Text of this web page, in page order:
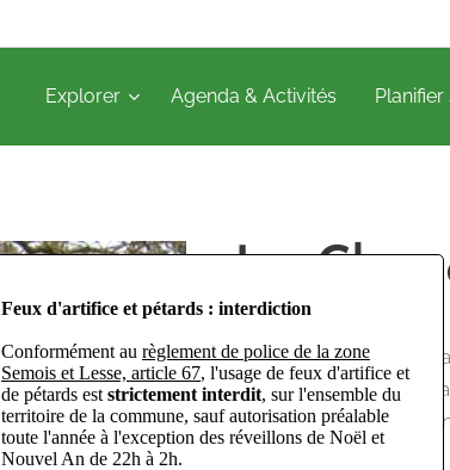
Feux d'artifice et pétards : interdiction
Conformément au règlement de police de la zone
Semois et Lesse, article 67, l'usage de feux d'artifice et
de pétards est strictement interdit, sur l'ensemble du
territoire de la commune, sauf autorisation préalable
toute l'année à l'exception des réveillons de Noël et
Nouvel An de 22h à 2h.
Explorer Agenda & Activités Planifier
La
Située au sommet de
Notre-Dame de
piquet autour duquel